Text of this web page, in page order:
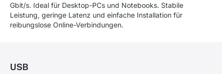
Gbit/s. Ideal für Desktop-PCs und Notebooks. Stabile
Leistung, geringe Latenz und einfache Installation für
reibungslose Online-Verbindungen.
USB